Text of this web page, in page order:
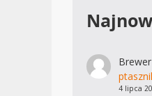
Brewer
4 lipca